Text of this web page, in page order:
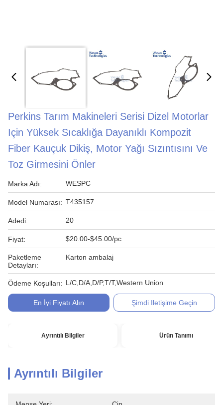
Perkins Tarım Makineleri Serisi Dizel Motorlar
Için Yüksek Sıcaklığa Dayanıklı Kompozit
Fiber Kauçuk Dikiş, Motor Yağı Sızıntısını Ve
Toz Girmesini Önler
Marka Adı: WESPC
Model Numarası: T435157
Adedi: 20
Fiyat: $20.00-$45.00/pc
Paketleme
Detayları:
Karton ambalaj
Ödeme Koşulları: L/C,D/A,D/P,T/T,Western Union
En İyi Fiyatı Alın Şimdi Iletişime Geçin
Ayrıntılı Bilgiler Ürün Tanımı
Ayrıntılı Bilgiler